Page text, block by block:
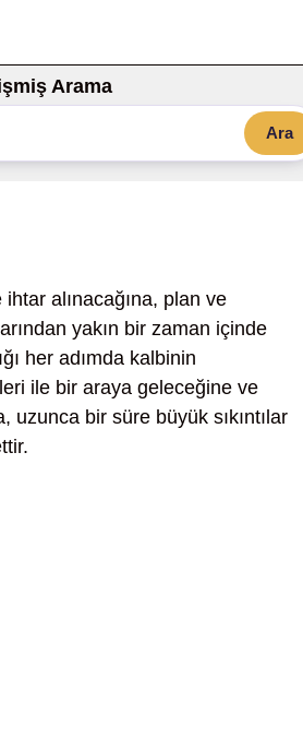
Arama
Ara
alınacağına, plan ve
yakın bir zaman içinde
her adımda kalbinin
ile bir araya geleceğine ve
bir süre büyük sıkıntılar